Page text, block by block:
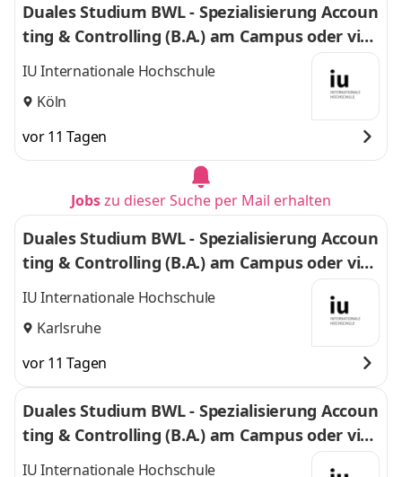
Duales Studium BWL - Spezialisierung Accoun
ting & Controlling (B.A.) am Campus oder virt
uell
IU Internationale Hochschule
Köln
vor 11 Tagen
Jobszu dieser Suche per Mail erhalten
Duales Studium BWL - Spezialisierung Accoun
ting & Controlling (B.A.) am Campus oder virt
uell
IU Internationale Hochschule
Karlsruhe
vor 11 Tagen
Duales Studium BWL - Spezialisierung Accoun
ting & Controlling (B.A.) am Campus oder virt
uell
IU Internationale Hochschule